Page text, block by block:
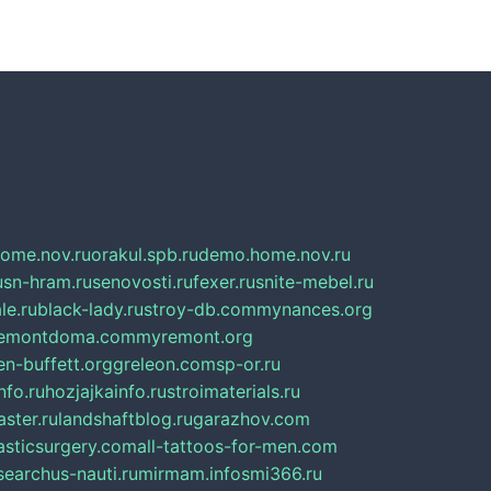
orakul.spb.rudemo.home.nov.ru
sn-hram.rusenovosti.rufexer.rusnite-mebel.ru
black-lady.rustroy-db.commynances.org
myremont.org
buffett.orggreleon.comsp-or.ru
hozjajkainfo.rustroimaterials.ru
landshaftblog.rugarazhov.com
all-tattoos-for-men.com
nauti.rumirmam.infosmi366.ru